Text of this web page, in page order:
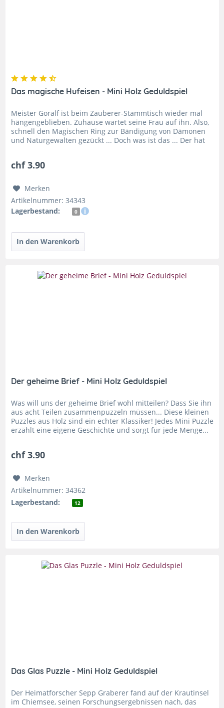
Das magische Hufeisen - Mini Holz Geduldspiel
Meister Goralf ist beim Zauberer-Stammtisch wieder mal
hängengeblieben. Zuhause wartet seine Frau auf ihn. Also,
schnell den Magischen Ring zur Bändigung von Dämonen
und Naturgewalten gezückt ... Doch was ist das ... Der hat
chf 3.90
Merken
Artikelnummer: 34343
Lagerbestand:
0
Der geheime Brief - Mini Holz Geduldspiel
Was will uns der geheime Brief wohl mitteilen? Dass Sie ihn
aus acht Teilen zusammenpuzzeln müssen... Diese kleinen
Puzzles aus Holz sind ein echter Klassiker! Jedes Mini Puzzle
erzählt eine eigene Geschichte und sorgt für jede Menge...
chf 3.90
Merken
Artikelnummer: 34362
Lagerbestand:
12
Das Glas Puzzle - Mini Holz Geduldspiel
Der Heimatforscher Sepp Graberer fand auf der Krautinsel
im Chiemsee, seinen Forschungsergebnissen nach, das